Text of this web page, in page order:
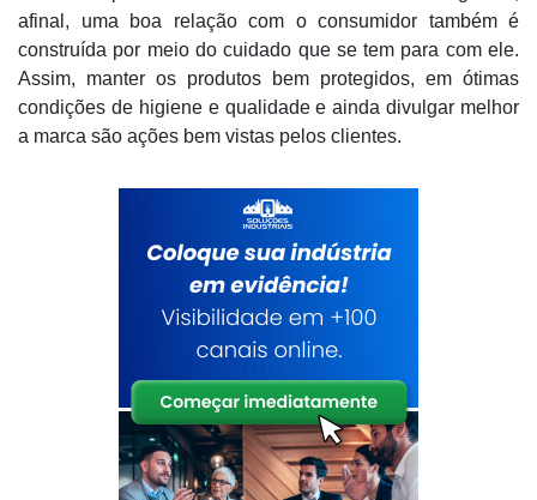
afinal, uma boa relação com o consumidor também é
construída por meio do cuidado que se tem para com ele.
Assim, manter os produtos bem protegidos, em ótimas
condições de higiene e qualidade e ainda divulgar melhor
a marca são ações bem vistas pelos clientes.